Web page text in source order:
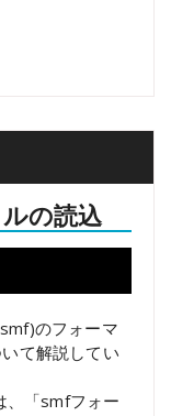
の読込
のフォーマ
て解説してい
、「smfフォー